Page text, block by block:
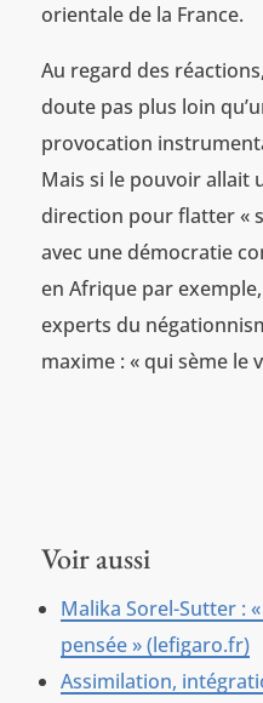
orientale de la France.
Au regard des
doute pas plus loin
provocation
Mais si le pouvoir allait
direction pour flatter «
avec une démocratie
en Afrique par
experts du
maxime : « qui sème le
Voir aussi
Malika Sorel-Sutter :
pensée » (lefigaro.fr)
Assimilation,